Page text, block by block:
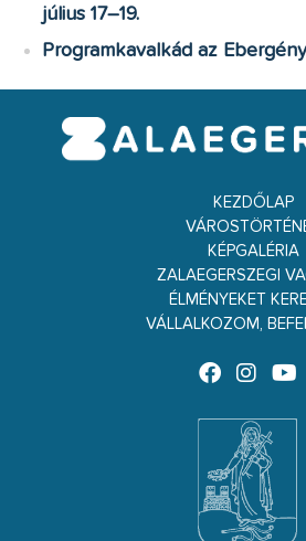
július 17–19.
Programkavalkád az
KEZDŐLAP
KÉPGALÉRIA
ZALAEGERSZEGI
ÉLMÉNYEKET
VÁLLALKOZOM,